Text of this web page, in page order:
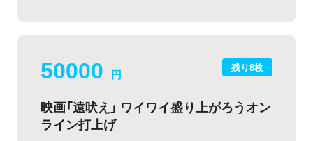
残り8枚
50000 円
映画「遠吠え」 ワイワイ盛り上がろうオン
ライン打上げ